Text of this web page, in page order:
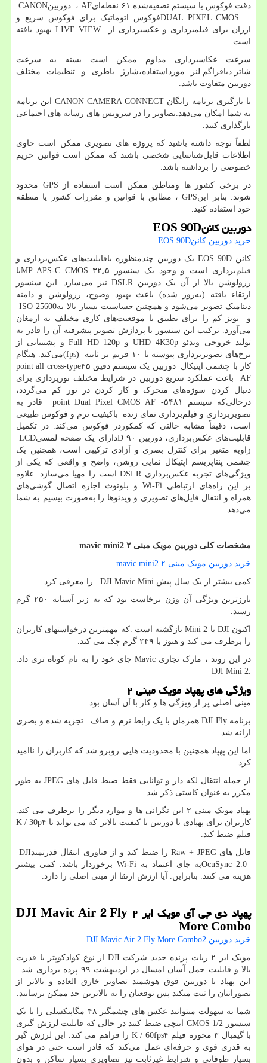
دقت فوکوس با سیستم تصفیه‌شده ۶۱ نقطه‌ای
AF ، دوربینCANON
DUAL PIXEL CMOS.فوکوس اتوماتیک برای فوکوس سریع و
ارزان برای فیلمبرداری و عکسبرداری از
LIVE VIEW بهبود یافته
است.
سرعت عکاسبرداری مداوم ممکن است بسته به سرعت
شاتر.دیافراگم.لنز مورداستفاده،شارژ باطری و تنظیمات مختلف
دوربین متفاوت باشد.
با بارگیری برنامه رایگان CANON CAMERA CONNECT این برنامه
به شما امکان می‌دهد.تصاویر را در سرویس های رسانه های اجتماعی
بارگذاری کنید.
لطفاً توجه داشته باشید که پروژه های تصویری ممکن است حاوی
اطلاعات قابل‌شناسایی شخصی باشند که ممکن است قوانین حریم
خصوصی را برداشته باشد.
در برخی کشور ها ومناطق ممکن است استفاده از
GPS محدود
شوند. بنابر اینGPS ، مطابق با قوانین و مقررات کشور یا منطقه
خود استفاده کنید.
دوربین کاننEOS 90D
خرید دوربین کاننEOS 90D
کانن EOS 90D یک دوربین چندمنظوره باقابلیت‌های عکس‌برداری و
فیلم‌برداری است و وجود یک سنسور ۳۲٫۵
MP APS-C CMOSبا
رزولوشن بالا از آن یک دوربین DSLR نیز می‌سازد. این سنسور
ارتقاء یافته (به‌روز شده) باعث بهبود وضوح، رزولوشن و دامنه
دینامیک تصویر می‌شود و همچنین حساسیت بسیار بالا بهISO 25600
و نویز کم را برای تطبیق با موقعیت‌های کاری مختلف به ارمغان
می‌آورد. ترکیب این سنسور با پردازش تصویر پیشرفته آن را قادر به
تولید خروجی ویدئو UHD 4K30p و Full HD 120p و پشتیبانی از
نرخ‌های تصویربرداری پیوسته تا ۱۰ فریم بر ثانیه
(fps)می‌کند. هنگام
کار با چشمی اپتیکال دوربین یک سیستم دقیق ۴۵
point all cross-type
AF باعث عملکرد سریع دوربین در شرایط مختلف نورپردازی برای
دنبال کردن سوژه‌های متحرک و کار کردن در نور کم می‌گردد،
درحالی‌که سیستم ۵۴۸۱
-
point Dual Pixel CMOS AF قادر به
تصویربرداری و فیلم‌برداری نمای زنده باکیفیت نرم و فوکوس طبیعی
است، دقیقاً مشابه حالتی که کمکوردر فوکوس می‌کند. در تکمیل
قابلیت‌های عکس‌برداری، دوربین ۹۰
Dدارای یک صفحه لمسیLCD
زاویه متغیر برای کنترل بصری و آزادی ترکیبی است، همچنین یک
چشمی پنتاپریسم اپتیکال نمایی روشن، واضح و واقعی که یکی از
ویژگی‌های تجربه عکس‌برداری DSLR است را مهیا می‌سازد. علاوه
بر این راه‌های ارتباطی Wi-Fi و بلوتوث اجازه اتصال گوشی‌های
همراه و انتقال فایل‌های تصویری و ویدئوها را به‌صورت بیسیم به شما
می‌دهد.
مشخصات کلی دوربین مویک مینی ۲ mavic mini2
خرید دوربین مویک مینی ۲
mavic mini2
کمی بیشتر از یک سال پیش . DJI Mavic Mini را معرفی کرد.
بارزترین ویژگی آن وزن برخاست بود که به زیر آستانه ۲۵۰ گرم
رسید.
اکنون DJI با Mini 2 بازگشته است .که مهمترین درخواستهای کاربران
را برطرف می کند و هنوز با ۲۴۹ گرم چک می کند.
در این روند ، مارک تجاری Mavic جای خود را به نام کوتاه تری داد :
DJI Mini 2.
ویژگی های پهپاد مویک مینی۲
مینی اصلی پر از ویژگی ها و کار با آن آسان بود.
برنامه DJI Flyهمزمان با یک رابط نرم و صاف . تجزیه شده و بصری
ارائه شد.
اما این پهپاد همچنین با محدودیت هایی روبرو شد که کاربران را ناامید
کرد.
از جمله انتقال لکه دار و توانایی فقط ضبط فایل های JPEG به طور
مکرر به عنوان کاستی ذکر شد.
پهپاد مویک مینی ۲ این نگرانی ها و موارد دیگر را برطرف می کند.
کاربران برای پهپادی با دوربین با کیفیت بالاتر که می تواند تا ۴
K / 30p
فیلم ضبط کند.
فایل های Raw + JPEG را ضبط کند و از فناوری انتقال قدرتمند DJI
OcuSync 2.0به جای اعتماد به Wi-Fi برخوردار باشد. کمی بیشتر
هزینه می کنند. بنابراین. آیا ارزش ارتقا از مینی اصلی را دارد.
پهپاد دی جی آی مویک ایر ۲ DJI Mavic Air 2 Fly
More Combo
خرید دوربین 2
DJI Mavic Air 2 Fly More Combo
مویک ایر ۲ ربات پرنده جدید شرکت
DJI از نوع کوادکوپتر با قدرت
بالا و قابلیت حمل آسان امسال در اردیبهشت ۹۹ پرده برداری شد .
این پهپاد با دوربین فوق هوشمند تصاویر خارق العاده و بالاتر از
تصوراتتان را ثبت میکند پس توقعتان را به بالاترین حد ممکن برسانید.
شما به سهولت میتوانید عکس های چشمگیر ۴۸ مگاپیکسلی را با یک
سنسور CMOS 1/2 اینچی ضبط کنید در حالی که قابلیت لرزش گیری
با گیمبال ۳ محوره فیلم ۴
K / 60fps را فراهم می کند. ‌این لرزش گیر
به قدری قوی و حرفه‌ای عمل می‌کند که قادر است حتی در هوای
بسیار طوفانی و شرایط غیرثابت نیز تصاویری بسیار ساکن و بدون